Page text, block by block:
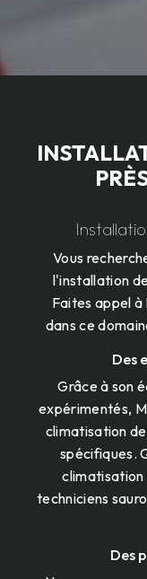
Vous
l'installation
Faites appel à
dans ce
Des
Grâce à son
expérimentés,
climatisation
spécifiques.
climatisation
techniciens
Des